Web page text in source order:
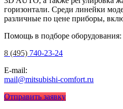
горизонтали. Среди линейки
различные по цене приборы,
Помощь в подборе оборудования:
8 (495) 740-23-24
E-mail:
mail@mitsubishi-comfort.ru
Отправить заявку